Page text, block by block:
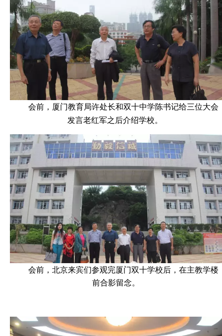
会前，厦门教育局许处长和双十中学陈书记给三位大会
发言老红军之后介绍学校。
会前，北京来宾们参观完厦门双十学校后，在主教学楼
前合影留念。